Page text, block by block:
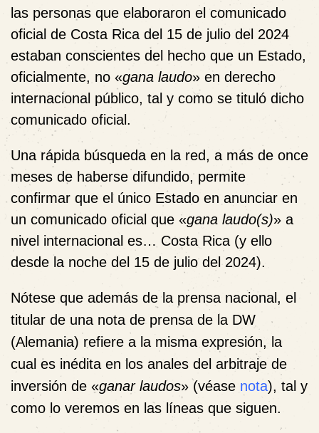
las personas que elaboraron el comunicado
oficial de Costa Rica del 15 de julio del 2024
estaban conscientes del hecho que un Estado,
oficialmente, no «gana laudo» en derecho
internacional público, tal y como se tituló dicho
comunicado oficial.
Una rápida búsqueda en la red, a más de once
meses de haberse difundido, permite
confirmar que el único Estado en anunciar en
un comunicado oficial que «gana laudo(s)» a
nivel internacional es… Costa Rica (y ello
desde la noche del 15 de julio del 2024).
Nótese que además de la prensa nacional, el
titular de una nota de prensa de la DW
(Alemania) refiere a la misma expresión, la
cual es inédita en los anales del arbitraje de
inversión de «ganar laudos» (véase nota), tal y
como lo veremos en las líneas que siguen.